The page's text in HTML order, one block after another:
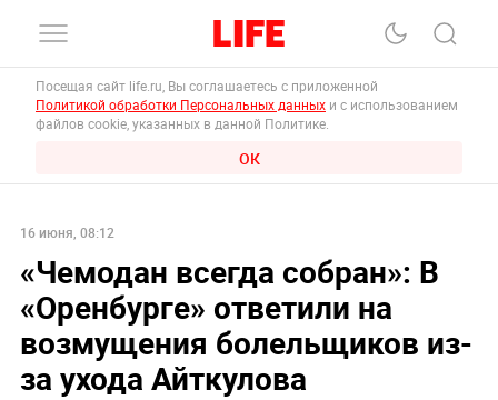
Посещая сайт life.ru, Вы соглашаетесь с приложенной
Политикой обработки Персональных данных и с использованием
файлов cookie, указанных в данной Политике.
ОК
16 июня, 08:12
«Чемодан всегда собран»: В
«Оренбурге» ответили на
возмущения болельщиков из-
за ухода Айткулова